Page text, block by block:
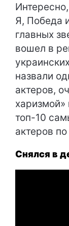
Я, Победа
главных
вошел в
назвали
актеров,
харизмой»
топ-10
актеров
Снялся в